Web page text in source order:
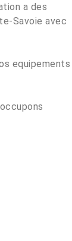
a des
Savoie avec
equipements